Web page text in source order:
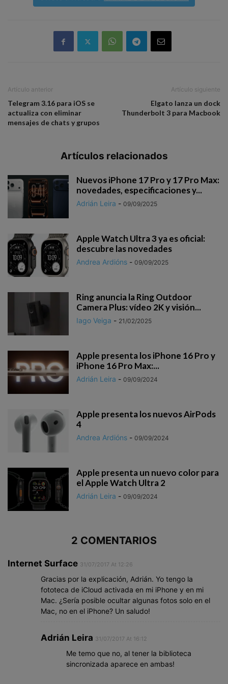
Artículo anterior
Telegram 3.16 para iOS se
actualiza con eliminar
mensajes de chats y grupos
Artículo siguiente
Elgato lanza un dock
Thunderbolt 3 para Macbook
Artículos relacionados
Nuevos iPhone 17 Pro y 17 Pro Max:
novedades, especificaciones y...
Adrián Leira - 09/09/2025
Apple Watch Ultra 3 ya es oficial:
descubre las novedades
Andrea Ardións - 09/09/2025
Ring anuncia la Ring Outdoor
Camera Plus: vídeo 2K y visión...
Iago Veiga - 21/02/2025
Apple presenta los iPhone 16 Pro y
iPhone 16 Pro Max:...
Adrián Leira - 09/09/2024
Apple presenta los nuevos AirPods
4
Andrea Ardións - 09/09/2024
Apple presenta un nuevo color para
el Apple Watch Ultra 2
Adrián Leira - 09/09/2024
2 COMENTARIOS
Internet Surface 31/07/2017 At 12:26
Gracias por la explicación, Adrián. Yo tengo la
fototeca de iCloud activada en mi iPhone y en mi
Mac. ¿Sería posible ocultar algunas fotos solo en el
Mac, no en el iPhone? Un saludo!
Adrián Leira 31/07/2017 At 16:12
Me temo que no, al tener la biblioteca
sincronizada aparece en ambas!